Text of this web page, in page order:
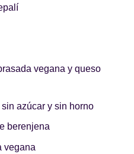
vegana y queso
azúcar y sin horno
berenjena
vegana